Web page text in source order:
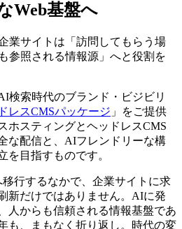
Web基盤へ
業サイトは「訪問してもらう場
参照される情報源」へと役割を
検索時代のブランド・ビジビリ
レスCMSパッケージ 」をご提供
ホスティングとヘッドレスCMS
な配信と、AIフレンドリーな構
を目指すものです。
行するなかで、企業サイトに求
新だけではありません。AIに発
人からも信頼される情報基盤であ
も、まもなく折り返し。時代の変